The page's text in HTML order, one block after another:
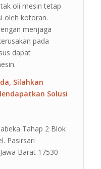
oli mesin tetap
oleh kotoran.
menjaga
pada
dapat
Silahkan
Solusi
Tahap 2 Blok
Pasirsari
Barat 17530